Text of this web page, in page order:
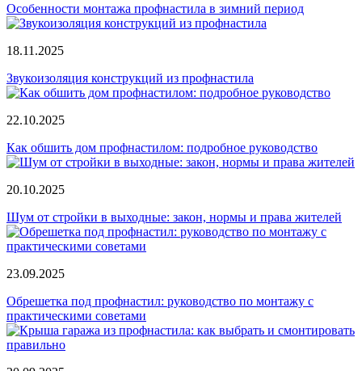
Особенности монтажа профнастила в зимний период
18.11.2025
Звукоизоляция конструкций из профнастила
22.10.2025
Как обшить дом профнастилом: подробное руководство
20.10.2025
Шум от стройки в выходные: закон, нормы и права жителей
23.09.2025
Обрешетка под профнастил: руководство по монтажу с
практическими советами